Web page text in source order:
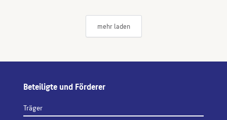
mehr laden
Beteiligte und Förderer
Träger